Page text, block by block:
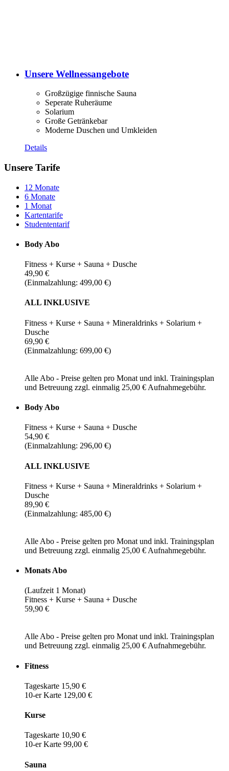
Unsere Wellnessangebote
Großzügige finnische Sauna
Seperate Ruheräume
Solarium
Große Getränkebar
Moderne Duschen und Umkleiden
Details
Unsere Tarife
12 Monate
6 Monate
1 Monat
Kartentarife
Studententarif
Body Abo
Fitness + Kurse + Sauna + Dusche
49,90 €
(Einmalzahlung: 499,00 €)
ALL INKLUSIVE
Fitness + Kurse + Sauna + Mineraldrinks + Solarium +
Dusche
69,90 €
(Einmalzahlung: 699,00 €)
Alle Abo - Preise gelten pro Monat und inkl. Trainingsplan
und Betreuung zzgl. einmalig 25,00 € Aufnahmegebühr.
Body Abo
Fitness + Kurse + Sauna + Dusche
54,90 €
(Einmalzahlung: 296,00 €)
ALL INKLUSIVE
Fitness + Kurse + Sauna + Mineraldrinks + Solarium +
Dusche
89,90 €
(Einmalzahlung: 485,00 €)
Alle Abo - Preise gelten pro Monat und inkl. Trainingsplan
und Betreuung zzgl. einmalig 25,00 € Aufnahmegebühr.
Monats Abo
(Laufzeit 1 Monat)
Fitness + Kurse + Sauna + Dusche
59,90 €
Alle Abo - Preise gelten pro Monat und inkl. Trainingsplan
und Betreuung zzgl. einmalig 25,00 € Aufnahmegebühr.
Fitness
Tageskarte 15,90 €
10-er Karte 129,00 €
Kurse
Tageskarte 10,90 €
10-er Karte 99,00 €
Sauna